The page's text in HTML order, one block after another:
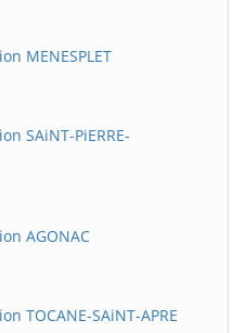
MENESPLET
SAiNT-PiERRE-
AGONAC
TOCANE-SAiNT-APRE